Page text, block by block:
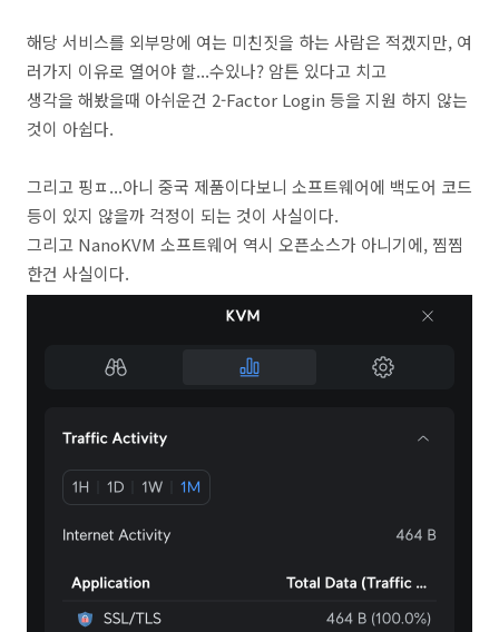
해당 서비스를 외부망에 여는 미친짓을 하는 사람은 적겠지만, 여
러가지 이유로 열어야 할...수있나? 암튼 있다고 치고
생각을 해봤을때 아쉬운건 2-Factor Login 등을 지원 하지 않는
것이 아쉽다.
그리고 핑ㅍ...아니 중국 제품이다보니 소프트웨어에 백도어 코드
등이 있지 않을까 걱정이 되는 것이 사실이다.
그리고 NanoKVM 소프트웨어 역시 오픈소스가 아니기에, 찜찜
한건 사실이다.